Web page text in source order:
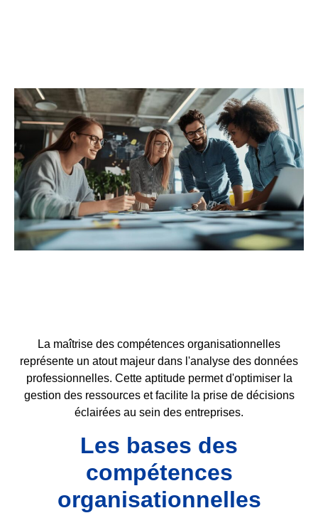
La maîtrise des compétences organisationnelles
représente un atout majeur dans l'analyse des données
professionnelles. Cette aptitude permet d'optimiser la
gestion des ressources et facilite la prise de décisions
éclairées au sein des entreprises.
Les bases des
compétences
organisationnelles